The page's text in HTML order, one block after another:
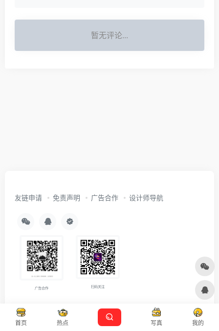
暂无评论...
首页 热点 写真 我的
友链申请 免责声明 广告合作 设计师导航
广告合作 扫码关注
Copyright © 2026沪ICP备2021007899号-5 Designed by 设计资源